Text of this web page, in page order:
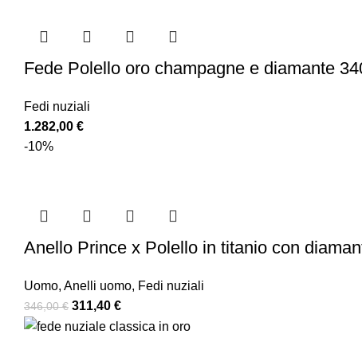
Fede Polello oro champagne e diamante
Fedi nuziali
1.282,00 €
-10%
Anello Prince x Polello in titanio con
Uomo, Anelli uomo, Fedi nuziali
346,00€ 311,40 €